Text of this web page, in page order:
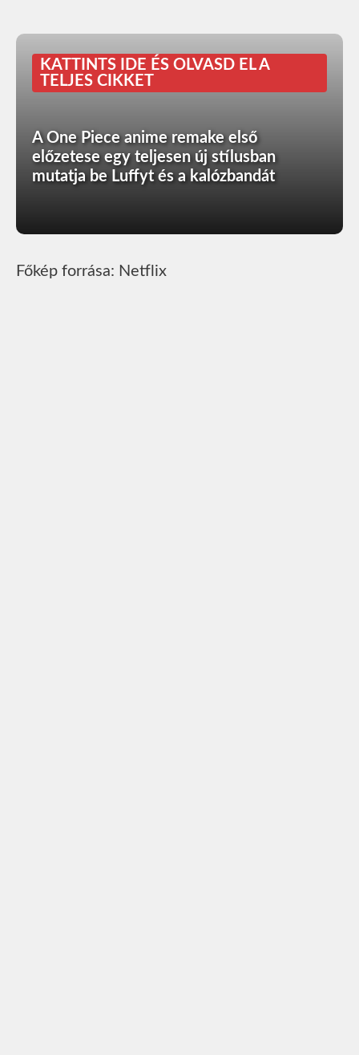
KATTINTS IDE ÉS OLVASD EL A
TELJES CIKKET
A One Piece anime remake első
előzetese egy teljesen új stílusban
mutatja be Luffyt és a kalózbandát
Főkép forrása: Netflix